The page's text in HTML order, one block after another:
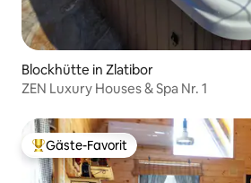
Blockhütte in Zlatibor
ZEN Luxury Houses & Spa Nr. 1
Beliebter Gäste-Favorit.
Gäste-Favorit